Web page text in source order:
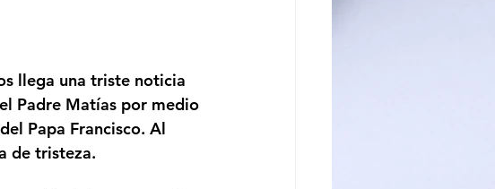
llega una triste noticia
Padre Matías por medio
Papa Francisco. Al
de tristeza.